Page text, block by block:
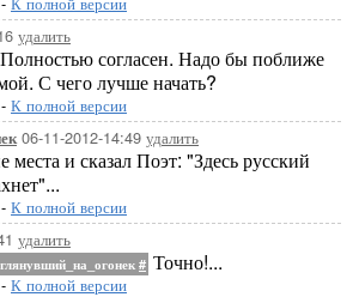
удалить
Полностью согласен. Надо бы поближе
С чего лучше начать?
- К полной версии
06-11-2012-14:49 удалить
места и сказал Поэт: "Здесь русский
- К полной версии
удалить
# Точно!...
- К полной версии